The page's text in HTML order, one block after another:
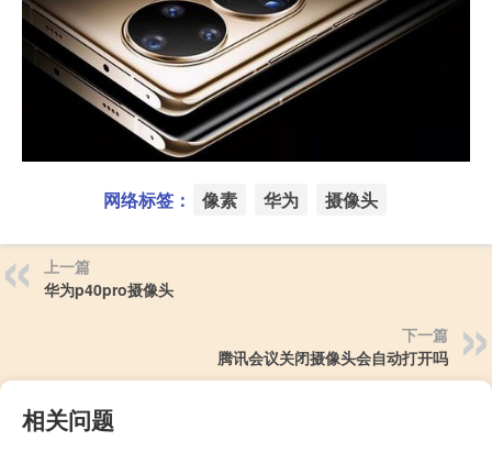
网络标签： 像素 华为 摄像头
上一篇
华为p40pro摄像头
下一篇
腾讯会议关闭摄像头会自动打开吗
相关问题